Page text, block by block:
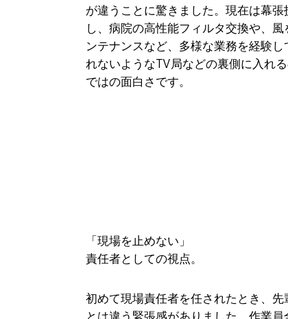
が違うことに驚きました。現在は幕
し、病院の高性能フィルタ交換や、
ンテナンスなど、多様な業務を経験し
れないようなTV局などの裏側に入れ
ではの面白さです。
「現場を止めない」
責任者としての視点。
初めて現場責任者を任されたとき、先
とは違う緊張感がありました。作業